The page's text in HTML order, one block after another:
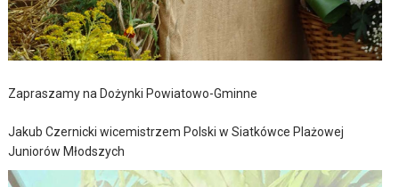
Zapraszamy na Dożynki Powiatowo-Gminne
Jakub Czernicki wicemistrzem Polski w Siatkówce Plażowej
Juniorów Młodszych